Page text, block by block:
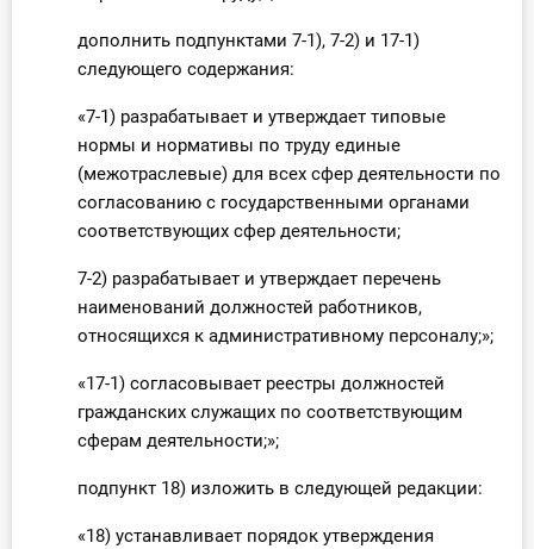
дополнить подпунктами 7-1), 7-2) и 17-1)
следующего содержания:
«7-1) разрабатывает и утверждает типовые
нормы и нормативы по труду единые
(межотраслевые) для всех сфер деятельности по
согласованию с государственными органами
соответствующих сфер деятельности;
7-2) разрабатывает и утверждает перечень
наименований должностей работников,
относящихся к административному персоналу;»;
«17-1) согласовывает реестры должностей
гражданских служащих по соответствующим
сферам деятельности;»;
подпункт 18) изложить в следующей редакции:
«18) устанавливает порядок утверждения